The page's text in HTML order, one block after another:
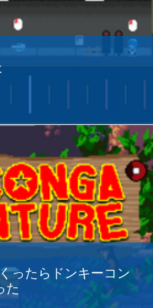
ったらドンキーコン
た